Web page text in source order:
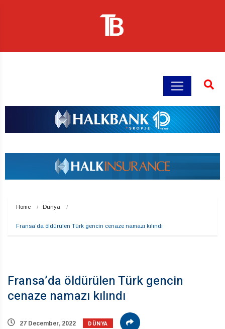
Home Dünya
Fransa’da öldürülen Türk gencin cenaze namazı kılındı
Fransa’da öldürülen Türk gencin
cenaze namazı kılındı
27 December, 2022 DÜNYA